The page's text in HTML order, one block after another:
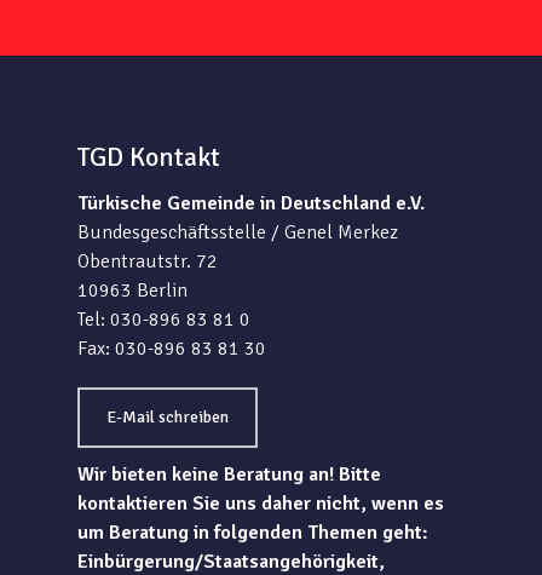
TGD Kontakt
Türkische Gemeinde in Deutschland e.V.
Bundesgeschäftsstelle / Genel Merkez
Obentrautstr. 72
10963 Berlin
Tel: 030-896 83 81 0
Fax: 030-896 83 81 30
E-Mail schreiben
Wir bieten keine Beratung an! Bitte
kontaktieren Sie uns daher nicht, wenn es
um Beratung in folgenden Themen geht:
Einbürgerung/Staatsangehörigkeit,